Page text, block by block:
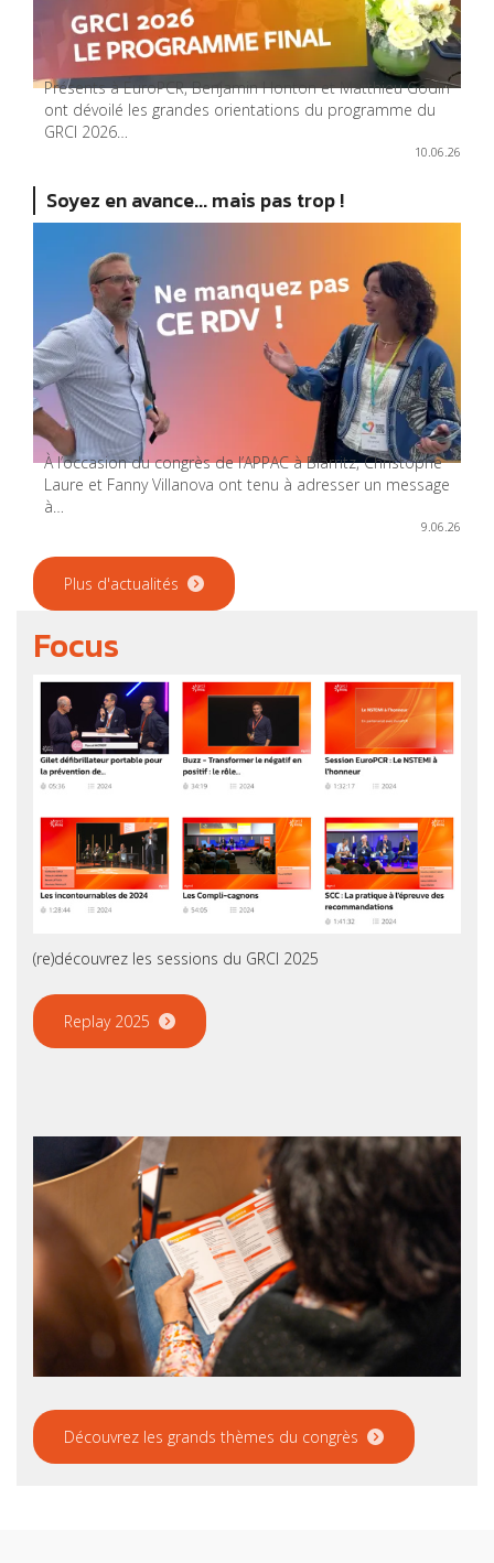
Présents à EuroPCR, Benjamin Honton et Matthieu Godin
ont dévoilé les grandes orientations du programme du
GRCI 2026…
10.06.26
Soyez en avance... mais pas trop !
À l’occasion du congrès de l’APPAC à Biarritz, Christophe
Laure et Fanny Villanova ont tenu à adresser un message
à…
9.06.26
Plus d'actualités
Focus
(re)découvrez les sessions du GRCI 2025
Replay 2025
Découvrez les grands thèmes du congrès